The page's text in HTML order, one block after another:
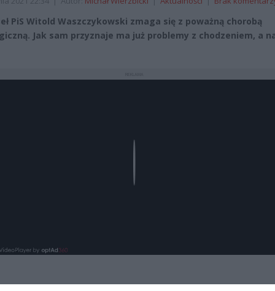
PiS Witold Waszczykowski zmaga się z poważną chorobą
Jak sam przyznaje ma już problemy z chodzeniem, a